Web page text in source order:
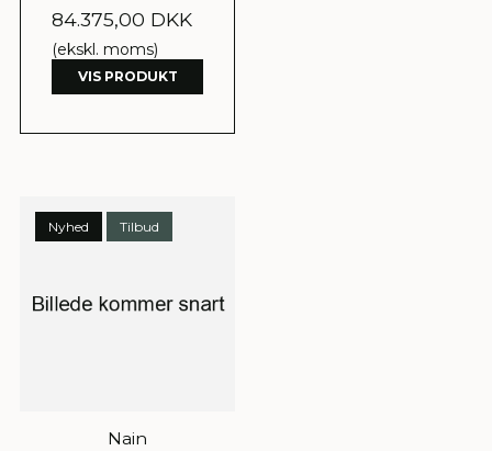
84.375,00 DKK
(ekskl. moms)
VIS PRODUKT
Nyhed Tilbud
Nain